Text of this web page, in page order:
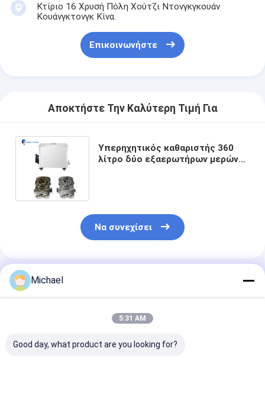
Κτίριο 16 Χρυσή Πόλη Χούτζι Ντονγκγκουάν
Κουάνγκτονγκ Κίνα.
Επικοινωνήστε
Αποκτήστε Την Καλύτερη Τιμή Για
Υπερηχητικός καθαριστής 360
λίτρο δύο εξαερωτήρων μερών
Να συνεχίσει
Συνιστώμενα Προϊόντα
Michael
5:31 AM
Good day, what product are you looking for?